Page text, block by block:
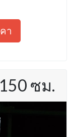
า
ซม.